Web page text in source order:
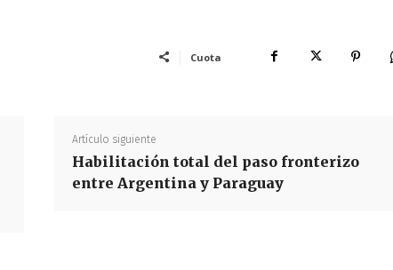
Cuota
Artículo siguiente
Habilitación total del paso fronterizo
entre Argentina y Paraguay